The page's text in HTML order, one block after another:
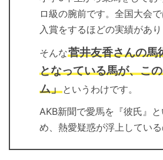
ロ級の腕前です。全国大会で
入賞をするほどの実績があり
そんな菅井友香さんの馬
となっている馬が、こ
ム」というわけです。
AKB新聞で愛馬を『彼氏』
め、熱愛疑惑が浮上している